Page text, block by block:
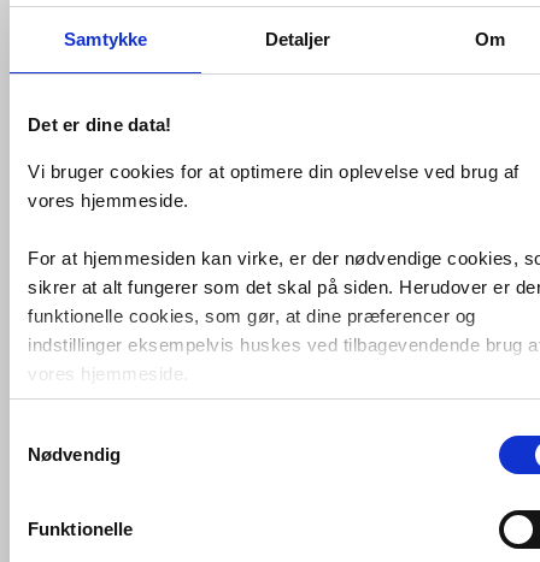
Samtykke Detaljer Om
Det er dine data!
Vi bruger cookies for at optimere din oplevelse ved brug af
vores hjemmeside.
For at hjemmesiden kan virke, er der nødvendige cookies,
sikrer at alt fungerer som det skal på siden. Herudover er
funktionelle cookies, som gør, at dine præferencer og
indstillinger eksempelvis huskes ved tilbagevendende brug
vores hjemmeside.
Foruden nødvendige og funktionelle cookies er der
cookies. Disse bruger vi bl.a. til at måle trafik, omsætning,
marketingcookies, som vi bruger til at målrette vores
markedsføring med henblik på annonceindhold, som giver
Nødvendig
Funktionelle
V&B Subway/Omnia Architectura
Slim wc-sæde med softclose og
QuickRelease - alpin hvid
VVS nr. 614674000
Levering 1-2 dage